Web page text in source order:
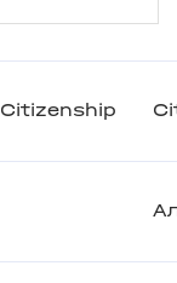
Citizenship